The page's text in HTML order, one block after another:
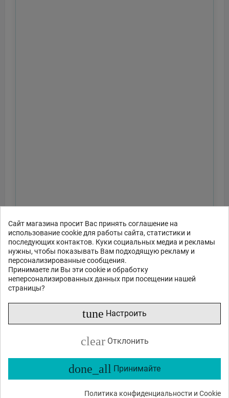
Сайт магазина просит Вас принять соглашение на
использование cookie для работы сайта, статистики и
последующих контактов. Куки социальных медиа и рекламы
нужны, чтобы показывать Вам подходящую рекламу и
персонализированные сообщения.
Принимаете ли Вы эти cookie и обработку
неперсонализированных данных при посещении нашей
страницы?
tune Настроить
clear Отклонить
done_all Принимайте
Политика конфиденциальности и Cookie